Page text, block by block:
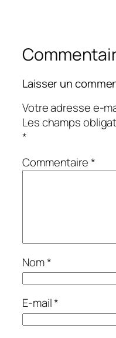
Laisser un
Votre adresse e-
Les champs
*
Commentaire*
Nom*
E-mail*